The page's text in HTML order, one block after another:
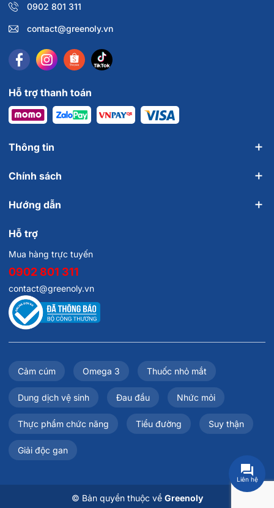
0902 801 311
contact@greenoly.vn
Hỗ trợ thanh toán
Thông tin
Chính sách
Hướng dẫn
Hỗ trợ
Mua hàng trực tuyến
0902 801 311
contact@greenoly.vn
Cảm cúm Omega 3 Thuốc nhỏ mắt
Dung dịch vệ sinh Đau đầu Nhức mỏi
Thực phẩm chức năng Tiểu đường Suy thận
Giải độc gan
© Bản quyền thuộc về Greenoly
Liên hệ